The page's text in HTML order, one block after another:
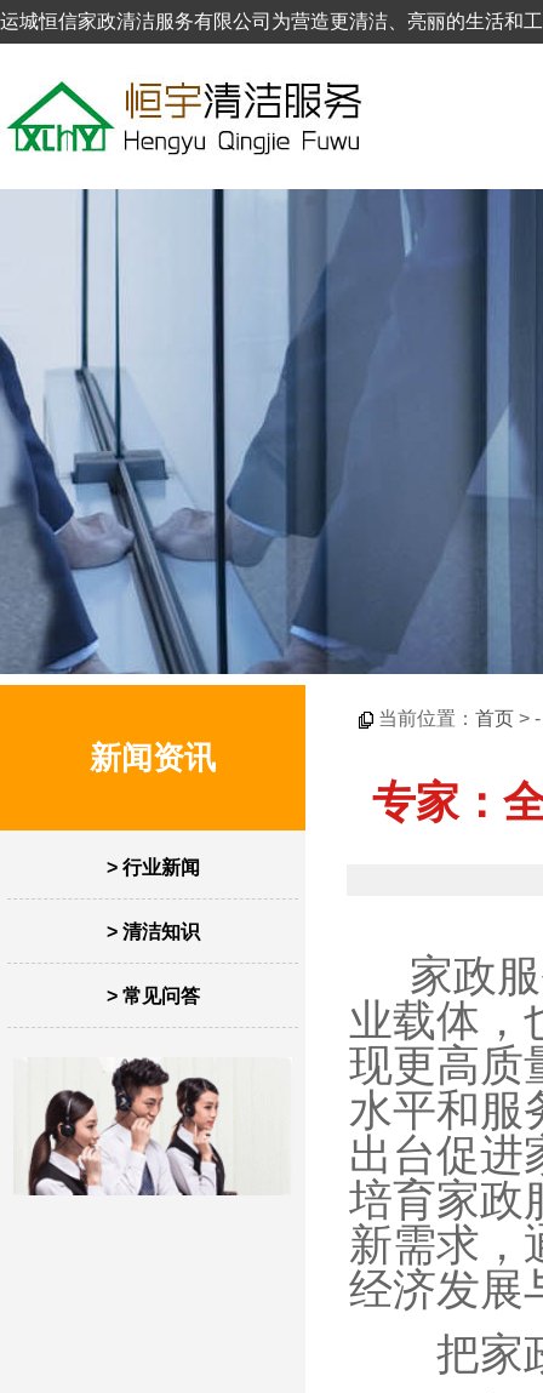
运城恒信家政清洁服务有限公司为营造更清洁、亮丽的生活和
新闻资讯
> 行业新闻
> 清洁知识
> 常见问答
当前位置： 首页 >
专家：
家政服
业载体，
现更高质
水平和服
出台促进
培育家政
新需求，
经济发展
把家政